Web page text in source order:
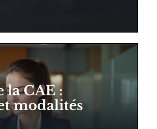
la CAE :
modalités